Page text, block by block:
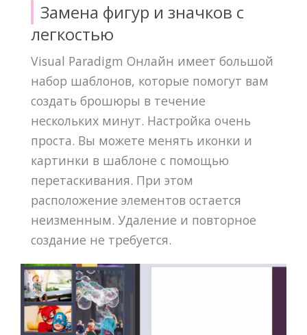
Замена фигур и значков с
легкостью
Visual Paradigm Онлайн имеет большой
набор шаблонов, которые помогут вам
создать брошюры в течение
нескольких минут. Настройка очень
проста. Вы можете менять иконки и
картинки в шаблоне с помощью
перетаскивания. При этом
расположение элементов остается
неизменным. Удаление и повторное
создание не требуется.